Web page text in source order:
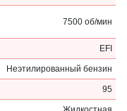
7500 об/мин
EFI
Неэтилированный бензин
95